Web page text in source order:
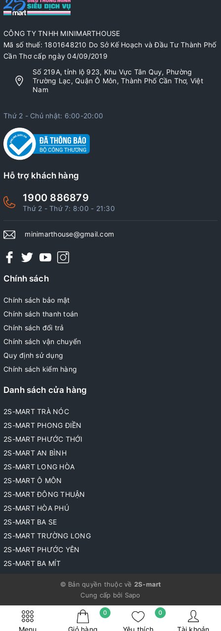
Menu Giỏ hàng
0
Yêu thích
0
Tài khoản
CÔNG TY TNHH MINIMARTHOUSE
Mã số thuế: 1801648210 Do Sở Kế Hoạch và Đầu Tư Thành Phố
Cần Thơ cấp ngày 04/09/2019
Số 219A, tỉnh lộ 923, Khu Vực Tân Quy, Phường
Trường Lạc, Quận Ô Môn, Thành Phố Cần Thơ, Việt
Nam
Thứ 2 - Chủ nhật: 6:00-20:00
Hỗ trợ khách hàng
1900 886879
Thứ 2 - Thứ 7: 8:00 - 21:30
minimarthouse@gmail.com
Chính sách
Chính sách bảo mật
Chính sách thanh toán
Chính sách đổi trả
Chính sách vận chuyển
Quy định sử dụng
Chính sách kiểm hàng
Danh sách cửa hàng
2S-MART TRÀ NÓC
2S-MART PHONG ĐIỀN
2S-MART PHƯỚC THỚI
2S-MART AN BÌNH
2S-MART LONG HÒA
2S-MART Ô MÔN
2S-MART ĐÔNG THUẬN
2S-MART HÒA PHÚ
2S-MART BA SE
2S-MART TRƯỜNG LONG
2S-MART PHƯỚC YÊN
2S-MART BA MÍT
© Bản quyền thuộc về 2S-mart
Cung cấp bởi Sapo